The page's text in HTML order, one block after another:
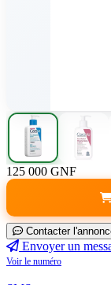
125 000 GNF
Contacter
Envoyer un
Voir le numéro